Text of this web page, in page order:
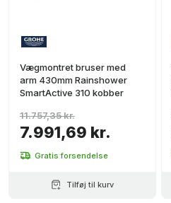
Vægmontret bruser med
arm 430mm Rainshower
SmartActive 310 kobber
7.991,69 kr.
11.757,35 kr.
Gratis forsendelse
Tilføj til kurv